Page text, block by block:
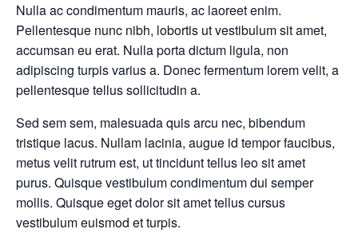
Nulla ac condimentum mauris, ac laoreet enim.
Pellentesque nunc nibh, lobortis ut vestibulum sit amet,
accumsan eu erat. Nulla porta dictum ligula, non
adipiscing turpis varius a. Donec fermentum lorem velit, a
pellentesque tellus sollicitudin a.
Sed sem sem, malesuada quis arcu nec, bibendum
tristique lacus. Nullam lacinia, augue id tempor faucibus,
metus velit rutrum est, ut tincidunt tellus leo sit amet
purus. Quisque vestibulum condimentum dui semper
mollis. Quisque eget dolor sit amet tellus cursus
vestibulum euismod et turpis.